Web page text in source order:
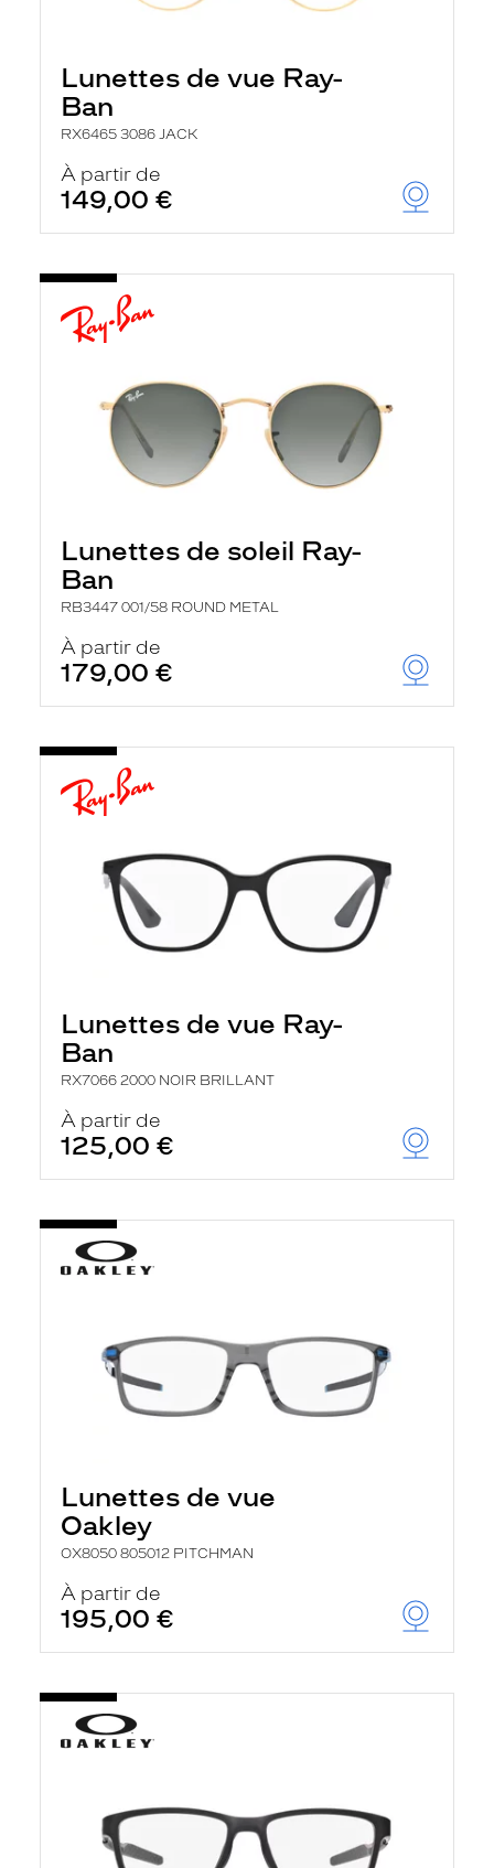
Lunettes de vue Ray-
Ban
RX6465 3086 JACK
À partir de
149,00 €
Lunettes de soleil Ray-
Ban
RB3447 001/58 ROUND METAL
À partir de
179,00 €
Lunettes de vue Ray-
Ban
RX7066 2000 NOIR BRILLANT
À partir de
125,00 €
Lunettes de vue
Oakley
OX8050 805012 PITCHMAN
À partir de
195,00 €